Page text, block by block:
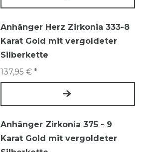
Anhänger Herz Zirkonia 333-8
Karat Gold mit vergoldeter
Silberkette
137,95 € *
Anhänger Zirkonia 375 - 9
Karat Gold mit vergoldeter